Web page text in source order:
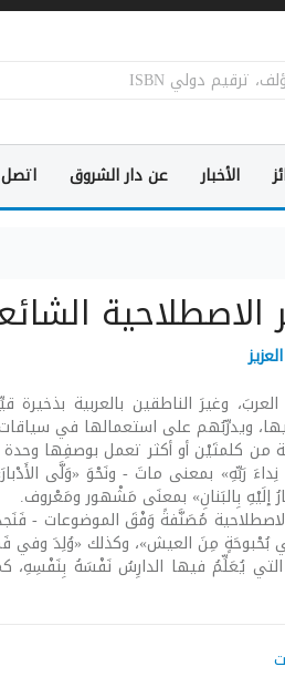
الأخبار عن دار الشروق اتصل
الاصطلاحية
ويدرِّبُهم على استعمالها في
من كلمتَيْن أو أكثر تعمل بوصفِها
رَبِّهِ» بمعنى ماتَ - ونَحْوَ «وَلَّى
بِالبَنانِ» بمعنَى مَشْهور ومَعْروف.
مُصَنَّفةً وَفْقَ الموضوعات -
بُحْبوحَةٍ مِنَ العيش»، وكذلك «وُلِدَ
التي يُعَلِّمُ فيها الدارِسُ نَفْسَهُ بِنَفْسِهِ،